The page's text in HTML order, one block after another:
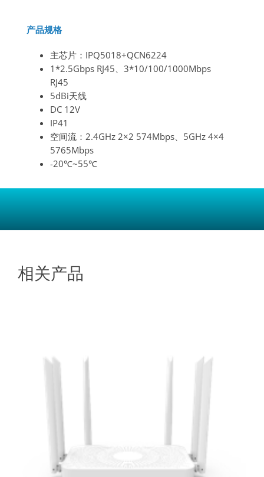
产品规格
主芯片：IPQ5018+QCN6224
1*2.5Gbps RJ45、3*10/100/1000Mbps
RJ45
5dBi天线
DC 12V
IP41
空间流：2.4GHz 2×2 574Mbps、5GHz 4×4
5765Mbps
-20℃~55℃
相关产品